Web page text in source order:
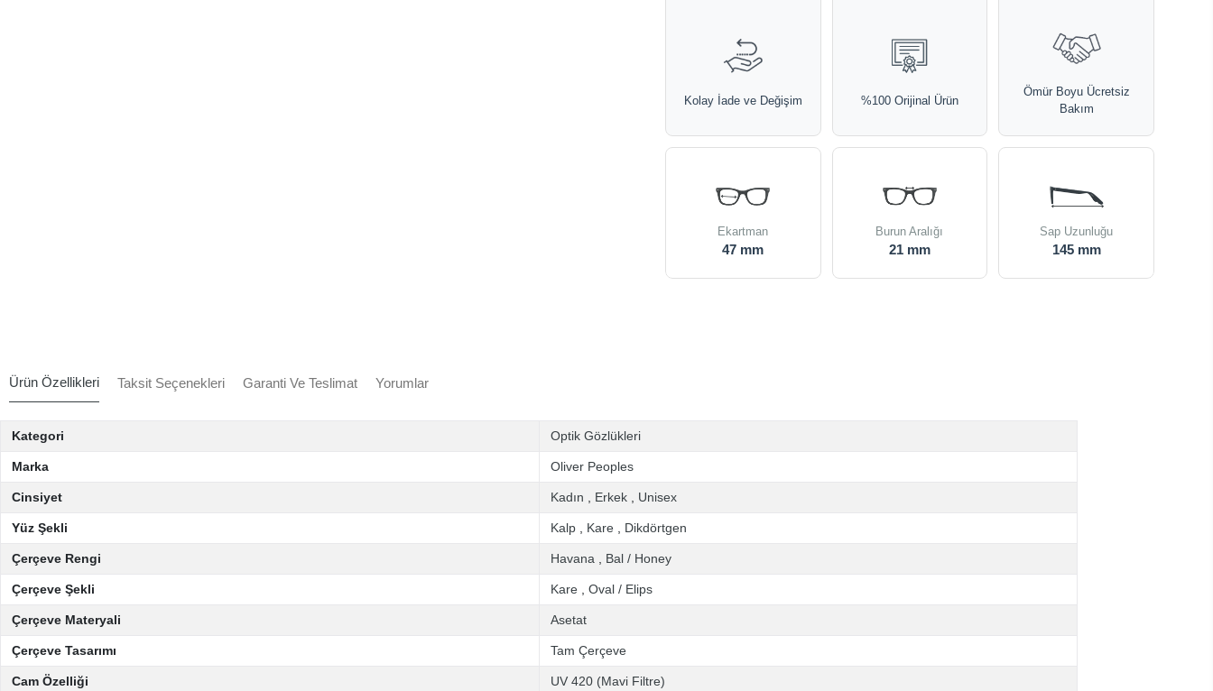
Kolay İade ve Değişim %100 Orijinal Ürün
Ömür Boyu Ücretsiz
Bakım
Ekartman
47 mm
Burun Aralığı
21 mm
Sap Uzunluğu
145 mm
Ürün Özellikleri Taksit Seçenekleri Garanti Ve Teslimat Yorumlar
Kategori Optik Gözlükleri
Marka Oliver Peoples
Cinsiyet Kadın Erkek Unisex
Yüz Şekli Kalp Kare Dikdörtgen
Çerçeve Rengi Havana Bal / Honey
Çerçeve Şekli Kare Oval / Elips
Çerçeve Materyali Asetat
Çerçeve Tasarımı Tam Çerçeve
Cam Özelliği UV 420 (Mavi Filtre)